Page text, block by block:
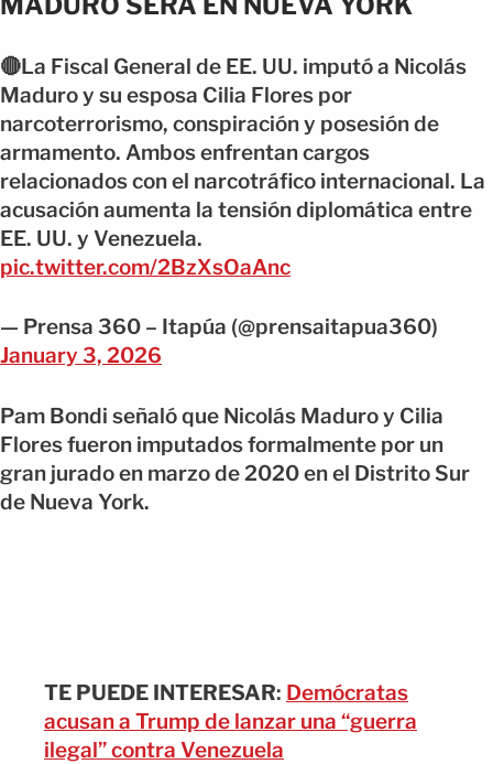
🔴La Fiscal General de EE. UU. imputó a Nicolás
Maduro y su esposa Cilia Flores por
narcoterrorismo, conspiración y posesión de
armamento. Ambos enfrentan cargos
relacionados con el narcotráfico internacional. La
acusación aumenta la tensión diplomática entre
EE. UU. y Venezuela.
pic.twitter.com/2BzXsOaAnc
— Prensa 360 – Itapúa (@prensaitapua360)
January 3, 2026
Pam Bondi señaló que Nicolás Maduro y Cilia
Flores fueron imputados formalmente por un
gran jurado en marzo de 2020 en el Distrito Sur
de Nueva York.
TE PUEDE INTERESAR: Demócratas
acusan a Trump de lanzar una “guerra
ilegal” contra Venezuela